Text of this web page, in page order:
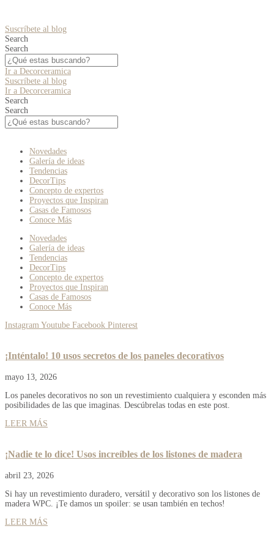
Suscríbete al blog
Search
Search
Ir a Decorceramica
Suscríbete al blog
Ir a Decorceramica
Search
Search
Novedades
Galería de ideas
Tendencias
DecorTips
Concepto de expertos
Proyectos que Inspiran
Casas de Famosos
Conoce Más
Novedades
Galería de ideas
Tendencias
DecorTips
Concepto de expertos
Proyectos que Inspiran
Casas de Famosos
Conoce Más
Instagram Youtube Facebook Pinterest
¡Inténtalo! 10 usos secretos de los paneles decorativos
mayo 13, 2026
Los paneles decorativos no son un revestimiento cualquiera y esconden más
posibilidades de las que imaginas. Descúbrelas todas en este post.
LEER MÁS
¡Nadie te lo dice! Usos increíbles de los listones de madera
abril 23, 2026
Si hay un revestimiento duradero, versátil y decorativo son los listones de
madera WPC. ¡Te damos un spoiler: se usan también en techos!
LEER MÁS